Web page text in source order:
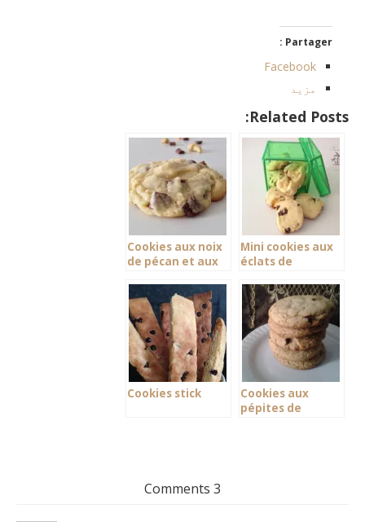
Partager :
Facebook
مزید
Related Posts:
Mini cookies aux
éclats de
Cookies aux noix
de pécan et aux
au lait
Cookies aux
pépites de
Cookies stick
3 Comments